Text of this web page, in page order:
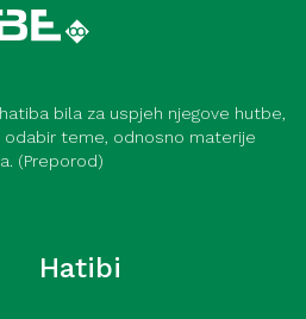
bila za uspjeh njegove hutbe,
odabir teme, odnosno materije
(Preporod)
Hatibi